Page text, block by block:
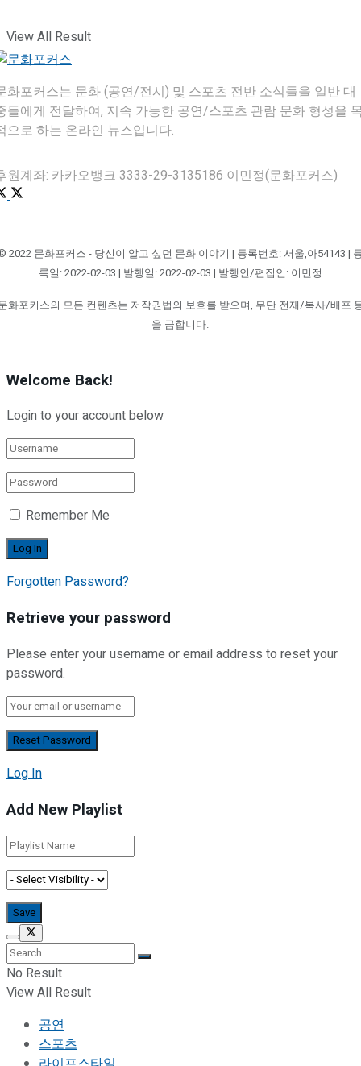
View All Result
화포커스는 문화 (공연/전시) 및 스포츠 전반 소식들을 일반 대
들에게 전달하여, 지속 가능한 공연/스포츠 관람 문화 형성을
으로 하는 온라인 뉴스입니다.
원계좌: 카카오뱅크 3333-29-3135186 이민정(문화포커스)
2022 문화포커스 - 당신이 알고 싶던 문화 이야기 | 등록번호: 서울,아54143 |
록일: 2022-02-03 | 발행일: 2022-02-03 | 발행인/편집인: 이민정
화포커스의 모든 컨텐츠는 저작권법의 보호를 받으며, 무단 전재/복사/배포
을 금합니다.
Welcome Back!
Login to your account below
Remember Me
Forgotten Password?
Retrieve your password
Please enter your username or email address to reset your
password.
Log In
Add New Playlist
No Result
View All Result
공연
스포츠